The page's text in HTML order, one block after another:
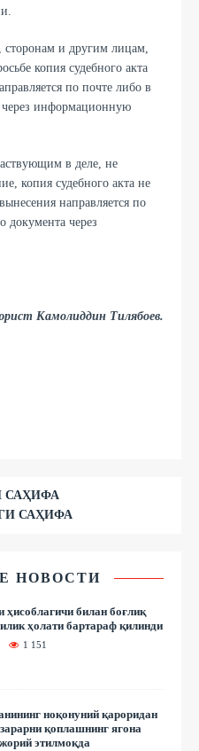
сторонам и другим лицам,
копия судебного акта
по почте либо в
через информационную
в деле, не
копия судебного акта не
направляется по
документа через
Камолиддин Тилябоев.
САҲИФА
САҲИФА
НОВОСТИ
ҳисоблагичи билан боғлиқ
ҳолати бартараф қилинди
1 151
ноқонуний қароридан
қоплашнинг ягона
этилмоқда